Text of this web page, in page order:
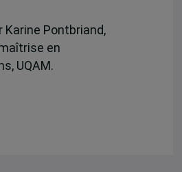
Pontbriand,
en
UQAM.